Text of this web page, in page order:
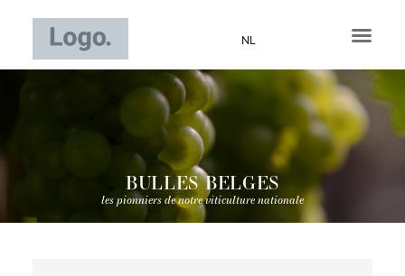
NL
BULLES BELGES
les pionniers de notre viticulture nationale